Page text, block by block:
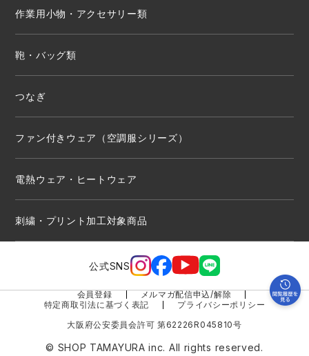
作業用小物・アクセサリー類
鞄・バッグ類
つなぎ
ファン付きウェア（空調服シリーズ）
電熱ウェア・ヒートウェア
刺繍・プリント加工対象商品
公式SNS
会員登録
メルマガ配信申込/解除
特定商取引法に基づく表記
プライバシーポリシー
大阪府公安委員会許可 第62226R045810号
© SHOP TAMAYURA inc. All rights reserved.